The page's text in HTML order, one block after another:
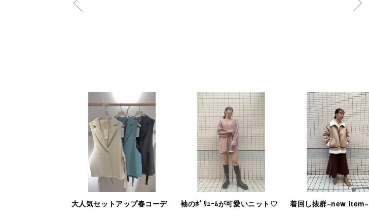
大人気セットアップ春コーデ 袖のﾎﾞﾘｭｰﾑが可愛いニット♡ 着回し抜群~new item~